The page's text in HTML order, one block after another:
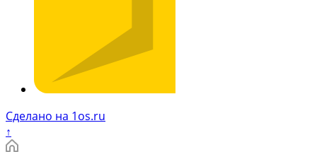
Сделано на 1os.ru
↑